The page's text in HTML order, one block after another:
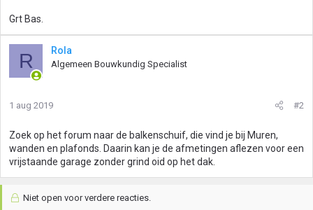
Grt Bas.
R Rola
Algemeen Bouwkundig Specialist
1 aug 2019 #2
Zoek op het forum naar de balkenschuif, die vind je bij Muren,
wanden en plafonds. Daarin kan je de afmetingen aflezen voor een
vrijstaande garage zonder grind oid op het dak.
Niet open voor verdere reacties.